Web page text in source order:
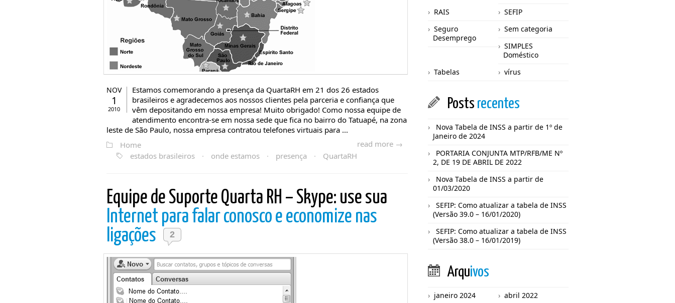
NOV
1
2010
Estamos comemorando a presença da QuartaRH em 21 dos 26 estados
brasileiros e agradecemos aos nossos clientes pela parceria e confiança que
vêm depositando em nossa empresa! Muito obrigado! Como nossa equipe de
atendimento encontra-se em nossa sede que fica no bairro do Tatuapé, na zona
leste de São Paulo, nossa empresa contratou telefones virtuais para ...
read more →
Home
estados brasileiros
· onde estamos · presença · QuartaRH
Equipe de Suporte Quarta RH – Skype: use sua
Internet para falar conosco e economize nas
ligações
2
RAIS
SEFIP
Seguro
Desemprego
Sem categoria
SIMPLES
Doméstico
Tabelas
vírus
Posts recentes
Nova Tabela de INSS a partir de 1º de
Janeiro de 2024
PORTARIA CONJUNTA MTP/RFB/ME Nº
2, DE 19 DE ABRIL DE 2022
Nova Tabela de INSS a partir de
01/03/2020
SEFIP: Como atualizar a tabela de INSS
(Versão 39.0 – 16/01/2020)
SEFIP: Como atualizar a tabela de INSS
(Versão 38.0 – 16/01/2019)
Arquivos
janeiro 2024
abril 2022